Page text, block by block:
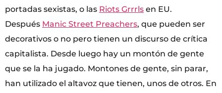
portadas sexistas, o las Riots Grrrls en EU.
Después Manic Street Preachers, que pueden ser
decorativos o no pero tienen un discurso de crítica
capitalista. Desde luego hay un montón de gente
que se la ha jugado. Montones de gente, sin parar,
han utilizado el altavoz que tienen, unos de otros. En